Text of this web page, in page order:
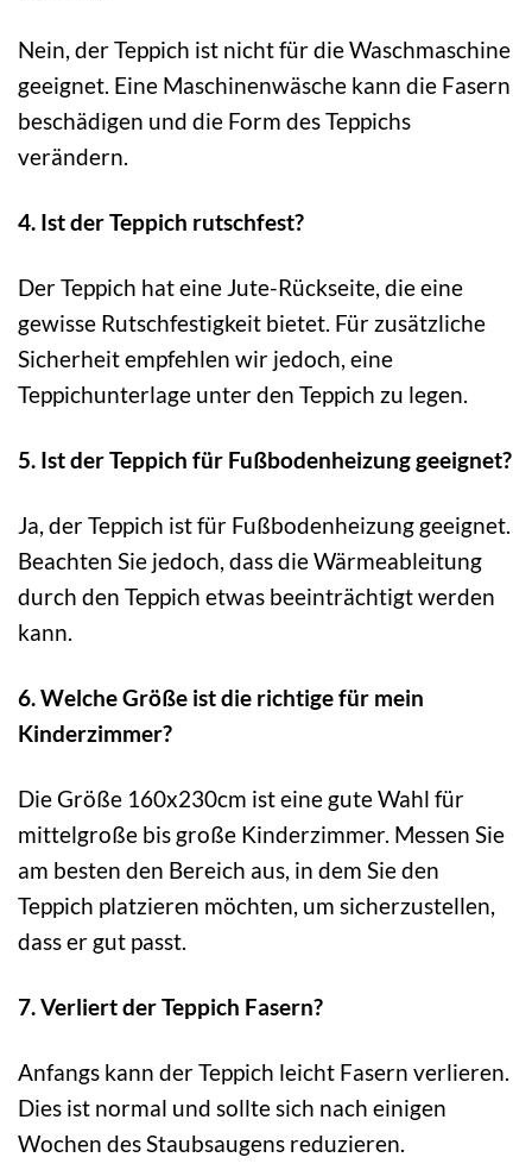
Nein, der Teppich ist nicht für die Waschmaschine
geeignet. Eine Maschinenwäsche kann die Fasern
beschädigen und die Form des Teppichs
verändern.
4. Ist der Teppich rutschfest?
Der Teppich hat eine Jute-Rückseite, die eine
gewisse Rutschfestigkeit bietet. Für zusätzliche
Sicherheit empfehlen wir jedoch, eine
Teppichunterlage unter den Teppich zu legen.
5. Ist der Teppich für Fußbodenheizung geeignet?
Ja, der Teppich ist für Fußbodenheizung geeignet.
Beachten Sie jedoch, dass die Wärmeableitung
durch den Teppich etwas beeinträchtigt werden
kann.
6. Welche Größe ist die richtige für mein
Kinderzimmer?
Die Größe 160x230cm ist eine gute Wahl für
mittelgroße bis große Kinderzimmer. Messen Sie
am besten den Bereich aus, in dem Sie den
Teppich platzieren möchten, um sicherzustellen,
dass er gut passt.
7. Verliert der Teppich Fasern?
Anfangs kann der Teppich leicht Fasern verlieren.
Dies ist normal und sollte sich nach einigen
Wochen des Staubsaugens reduzieren.